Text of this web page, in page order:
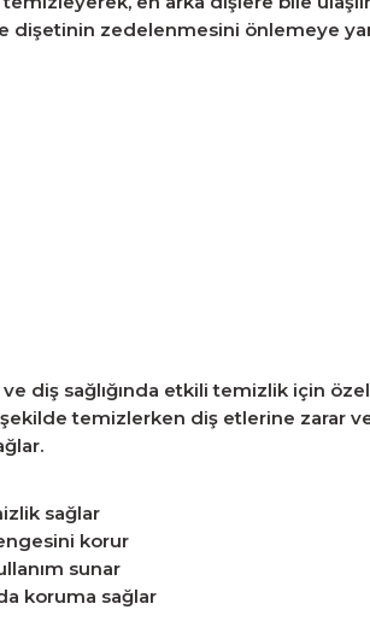
dişetinin zedelenmesini önlemeye
ve diş sağlığında etkili temizlik için
temizlerken diş etlerine zarar
sağlar
korur
sunar
koruma sağlar